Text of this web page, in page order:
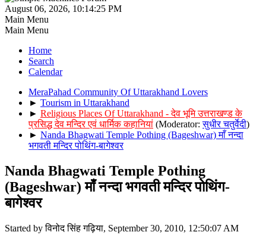
August 06, 2026, 10:14:25 PM
Main Menu
Main Menu
Home
Search
Calendar
MeraPahad Community Of Uttarakhand Lovers
► Tourism in Uttarakhand
► Religious Places Of Uttarakhand - देव भूमि उत्तराखण्ड के
प्रसिद्ध देव मन्दिर एवं धार्मिक कहानियां (Moderator:सुधीर चतुर्वेदी)
► Nanda Bhagwati Temple Pothing (Bageshwar) माँ नन्दा
भगवती मन्दिर पोथिंग-बागेश्वर
Nanda Bhagwati Temple Pothing
(Bageshwar) माँ नन्दा भगवती मन्दिर पोथिंग-
बागेश्वर
Started by विनोद सिंह गढ़िया, September 30, 2010, 12:50:07 AM